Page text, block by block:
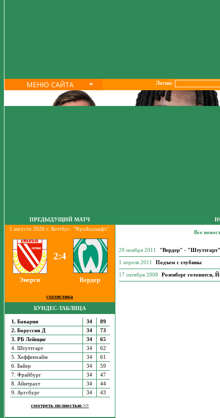
МЕНЮ САЙТА Логин:
ПРЕДЫДУЩИЙ МАТЧ
1 августа 2026 г. Коттбус. "Фройндшафт".
2:4
Энерги Вердер
статистика
БУНДЕС-ТАБЛИЦА
1. Бавария 34
89
2. Боруссия Д
34
73
3. РБ Лейпциг
34
65
4. Штуттгарт
34
62
5. Хоффенхайм
34
61
6. Байер
34
59
7. Фрайбург
34
47
8. Айнтрахт
34
44
9. Аугсбург
34 43
смотреть полностью >>
Все
29 ноября 2011 "Вердер" -
1 апреля 2011 Подъем с глубины
17 октября 2008 Розенберг готовится,